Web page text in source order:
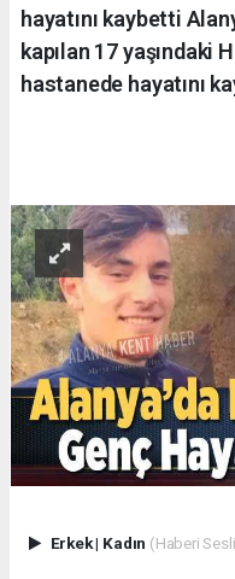
hayatını kaybetti
kapılan 17 yaşındaki
hastanede hayatını
Erkek| Kadın (Haberi